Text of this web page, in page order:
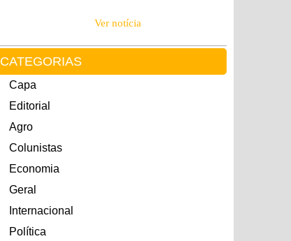
Ver notícia
CATEGORIAS
Capa
Editorial
Agro
Colunistas
Economia
Geral
Internacional
Política